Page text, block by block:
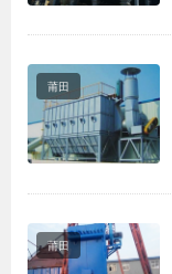
莆田
莆田